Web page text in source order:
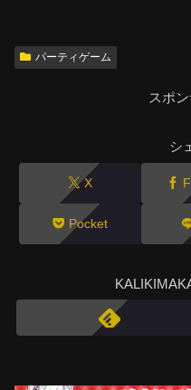
パーティゲーム
スポ
シ
X
Pocket